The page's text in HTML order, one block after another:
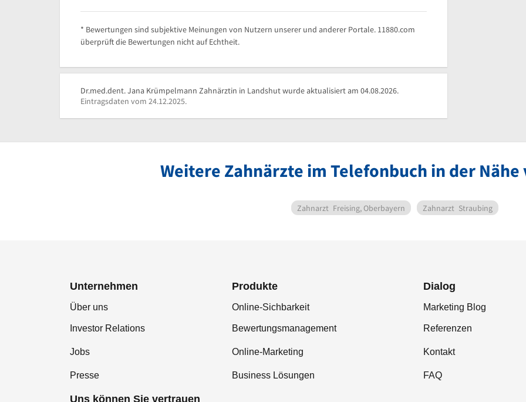
* Bewertungen sind subjektive Meinungen von Nutzern unserer und anderer Portale. 11880.com
überprüft die Bewertungen nicht auf Echtheit.
Dr.med.dent. Jana Krümpelmann Zahnärztin in Landshut wurde aktualisiert am 04.08.2026.
Eintragsdaten vom 24.12.2025.
Weitere Zahnärzte im Telefonbuch in der
Zahnarzt Freising, Oberbayern Zahnarzt Straubing
Unternehmen
Über uns
Investor Relations
Jobs
Presse
Produkte
Online-Sichbarkeit
Bewertungsmanagement
Online-Marketing
Business Lösungen
Dialog
Marketing Blog
Referenzen
Kontakt
FAQ
Uns können Sie vertrauen